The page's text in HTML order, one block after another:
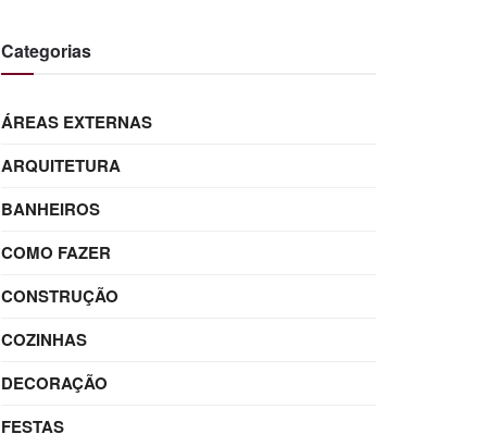
Categorias
ÁREAS EXTERNAS
ARQUITETURA
BANHEIROS
COMO FAZER
CONSTRUÇÃO
COZINHAS
DECORAÇÃO
FESTAS